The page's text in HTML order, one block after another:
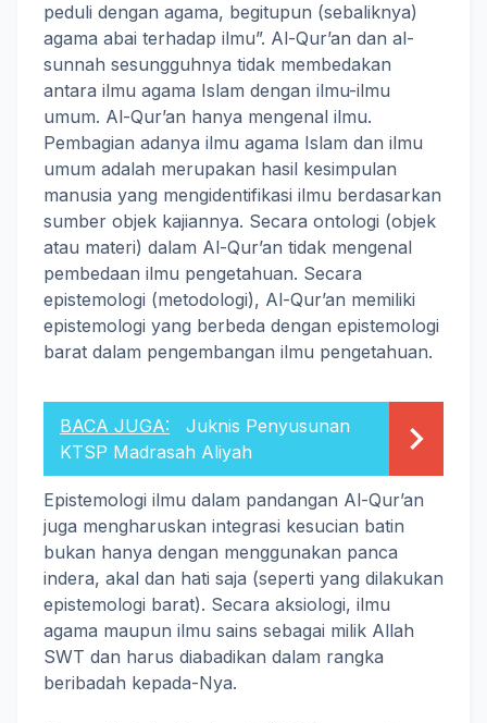
peduli dengan agama, begitupun (sebaliknya)
agama abai terhadap ilmu”. Al-Qur’an dan al-
sunnah sesungguhnya tidak membedakan
antara ilmu agama Islam dengan ilmu-ilmu
umum. Al-Qur’an hanya mengenal ilmu.
Pembagian adanya ilmu agama Islam dan ilmu
umum adalah merupakan hasil kesimpulan
manusia yang mengidentifikasi ilmu berdasarkan
sumber objek kajiannya. Secara ontologi (objek
atau materi) dalam Al-Qur’an tidak mengenal
pembedaan ilmu pengetahuan. Secara
epistemologi (metodologi), Al-Qur’an memiliki
epistemologi yang berbeda dengan epistemologi
barat dalam pengembangan ilmu pengetahuan.
BACA JUGA:
Juknis Penyusunan
KTSP Madrasah Aliyah
Epistemologi ilmu dalam pandangan Al-Qur’an
juga mengharuskan integrasi kesucian batin
bukan hanya dengan menggunakan panca
indera, akal dan hati saja (seperti yang dilakukan
epistemologi barat). Secara aksiologi, ilmu
agama maupun ilmu sains sebagai milik Allah
SWT dan harus diabadikan dalam rangka
beribadah kepada-Nya.